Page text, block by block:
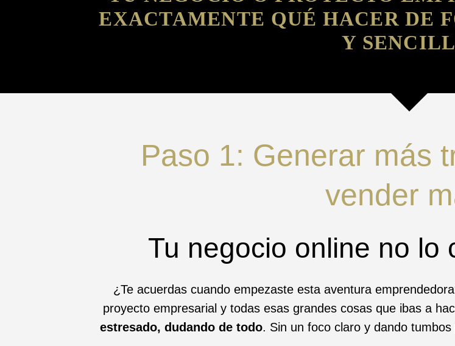
EXACTAMENTE QUÉ HACER DE
Y
Paso 1: Generar más
vender
Tu negocio online no lo
¿Te acuerdas cuando empezaste esta aventura
proyecto empresarial y todas esas grandes cosas que ibas a
estresado, dudando de todo. Sin un foco claro y dando